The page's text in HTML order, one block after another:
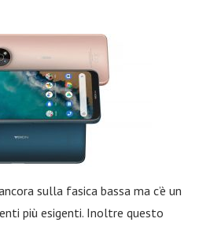
sulla fasica bassa ma c’è un
più esigenti. Inoltre questo